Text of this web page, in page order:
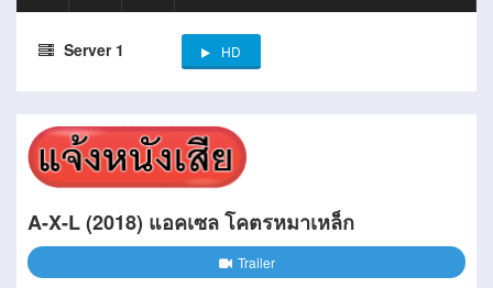
Server 1 HD
A-X-L (2018) แอคเซล โคตรหมาเหล็ก
Trailer